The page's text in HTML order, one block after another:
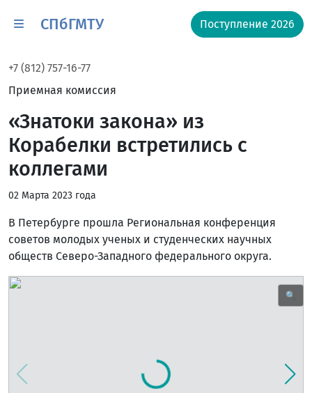
СПбГМТУ Поступление 2026
+7 (812) 757-16-77
Приемная комиссия
«Знатоки закона» из
Корабелки встретились с
коллегами
02 Марта 2023 года
В Петербурге прошла Региональная конференция
советов молодых ученых и студенческих научных
обществ Северо-Западного федерального округа.
🔍